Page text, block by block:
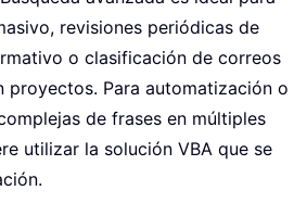
revisiones periódicas de
o clasificación de correos
proyectos. Para automatización o
de frases en múltiples
utilizar la solución VBA que se